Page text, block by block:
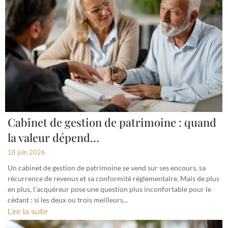
Cabinet de gestion de patrimoine : quand
la valeur dépend…
18 juin 2026
Un cabinet de gestion de patrimoine se vend sur ses encours, sa
récurrence de revenus et sa conformité réglementaire. Mais de plus
en plus, l’acquéreur pose une question plus inconfortable pour le
cédant : si les deux ou trois meilleurs...
Lire la suite